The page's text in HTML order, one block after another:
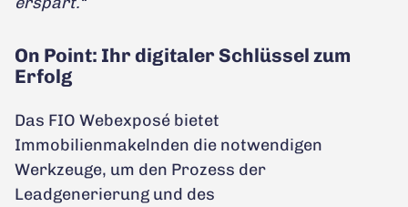
On Point: Ihr digitaler Schlüssel zum
Erfolg
Das FIO Webexposé bietet
Immobilienmakelnden die notwendigen
Werkzeuge, um den Prozess der
Leadgenerierung und des